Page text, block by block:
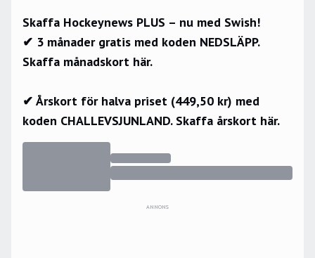
Skaffa Hockeynews PLUS – nu med Swish!
✔ 3 månader gratis med koden NEDSLÄPP.
Skaffa månadskort här.
✔ Årskort för halva priset (449,50 kr) med
koden CHALLEVSJUNLAND. Skaffa årskort här.
ANNONS